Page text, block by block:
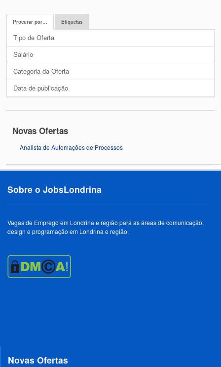
Procurar por… Etiquetas
Tipo de Oferta
Salário
Categoria da Oferta
Data de publicação
Novas Ofertas
Analista de Automações de Processos
Sobre o JobsLondrina
Vagas de Emprego em Londrina e região para as áreas de comunicação,
design e programação em Londrina e região.
Novas Ofertas